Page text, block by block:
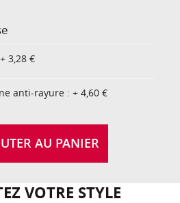
3,28 €
anti-rayure : + 4,60 €
AU PANIER
VOTRE STYLE